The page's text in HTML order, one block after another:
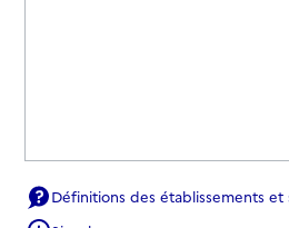
Définitions des établissements et